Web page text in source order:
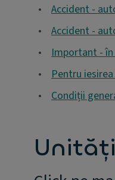
•
Accident -
•
Accident -
•
Important -
•
Pentru
•
Condiții